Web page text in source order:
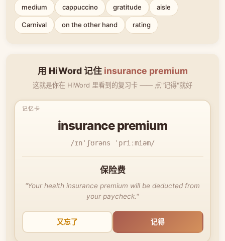
medium cappuccino gratitude aisle
Carnival on the other hand rating
用 HiWord 记住 insurance premium
这就是你在 HiWord 里看到的复习卡 —— 点"记得"就好
insurance premium
/ɪnˈʃʊrəns ˈpriːmiəm/
保险费
"Your health insurance premium will be deducted from
your paycheck."
又忘了 记得